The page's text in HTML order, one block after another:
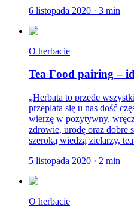
6 listopada 2020 · 3 min
O herbacie
Tea Food pairing –
„Herbata to przede
przeplata się u nas dość
wierzę w pozytywny,
zdrowie, urodę oraz dobre
szeroką wiedzą zielarzy,
5 listopada 2020 · 2 min
O herbacie